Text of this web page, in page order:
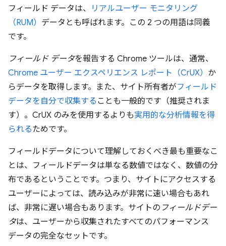
フィールド データは、
リアルユーザー モニタリング
（RUM） データとも呼ばれます。この 2 つの用語は同義
です。
フィールド データを報告する Chrome ツールは、通常、
Chrome ユーザー エクスペリエンス レポート（CrUX） か
らデータを取得します。また、サイト所有者がフィールド
データを自分で収集する ことも一般的です（推奨されま
す）。CrUX のみを使用するよりも実用的な分析情報を得
られる ためです。
フィールドデータについて理解しておくべき最も重要なこ
とは、フィールドデータは単なる数値ではなく、数値の分
布であるということです。つまり、サイトにアクセスする
ユーザーによっては、読み込みが非常に速い場合もあれ
ば、非常に遅い場合もあります。サイトの フィールドデー
タは、ユーザーから収集されたすべてのパフォーマンス
データの完全なセットです。